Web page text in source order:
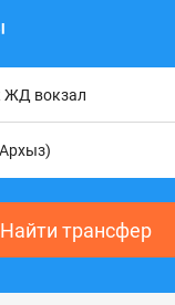
Найти трансфер